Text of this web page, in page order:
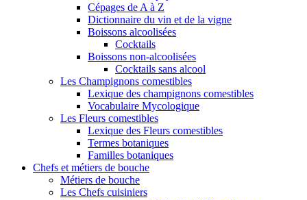
Cépages de A à Z
Dictionnaire du vin et de la vigne
Boissons alcoolisées
Cocktails
Boissons non-alcoolisées
Cocktails sans alcool
Les Champignons comestibles
Lexique des champignons comestibles
Vocabulaire Mycologique
Les Fleurs comestibles
Lexique des Fleurs comestibles
Termes botaniques
Familles botaniques
Chefs et métiers de bouche
Métiers de bouche
Les Chefs cuisiniers